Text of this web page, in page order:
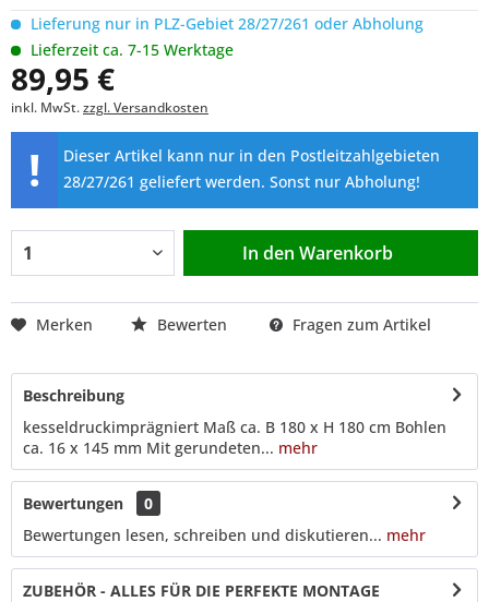
Lieferung nur in PLZ-Gebiet 28/27/261 oder Abholung
Lieferzeit ca. 7-15 Werktage
89,95 €
inkl. MwSt.zzgl. Versandkosten
!
Dieser Artikel kann nur in den Postleitzahlgebieten
28/27/261 geliefert werden. Sonst nur Abholung!
In den Warenkorb
Merken Bewerten Fragen zum Artikel
Beschreibung
kesseldruckimprägniert Maß ca. B 180 x H 180 cm Bohlen
ca. 16 x 145 mm Mit gerundeten... mehr
Bewertungen
0
Bewertungen lesen, schreiben und diskutieren... mehr
ZUBEHÖR - ALLES FÜR DIE PERFEKTE MONTAGE